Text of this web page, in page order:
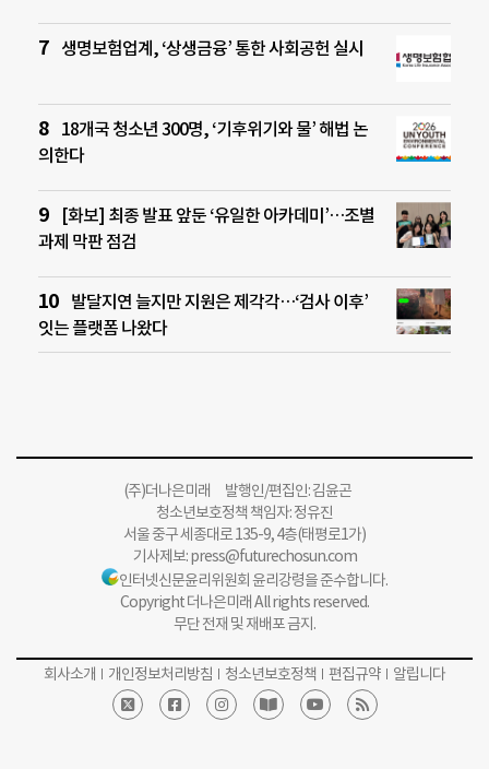
생명보험업계, ‘상생금융’ 통한 사회공헌 실시
18개국 청소년 300명, ‘기후위기와 물’ 해법 논
의한다
[화보] 최종 발표 앞둔 ‘유일한 아카데미’…조별
과제 막판 점검
발달지연 늘지만 지원은 제각각…‘검사 이후’
잇는 플랫폼 나왔다
(주)더나은미래 발행인/편집인: 김윤곤
청소년보호정책 책임자: 정유진
서울 중구 세종대로 135-9, 4층(태평로1가)
기사제보:press@futurechosun.com
인터넷신문윤리위원회 윤리강령을 준수합니다.
Copyright 더나은미래 All rights reserved.
무단 전재 및 재배포 금지.
회사소개 개인정보처리방침 청소년보호정책 편집규약 알립니다